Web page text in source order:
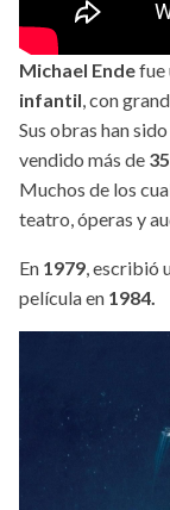
Michael Endefue
infantil, con
Sus obras han
vendido más de
Muchos de los
teatro, óperas y
En 1979, escribió
película en 1984.